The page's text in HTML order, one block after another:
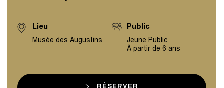
Lieu
Musée des Augustins
Public
Jeune Public
À partir de 6 ans